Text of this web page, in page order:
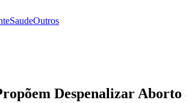
SaudeOutros
Despenalizar Aborto